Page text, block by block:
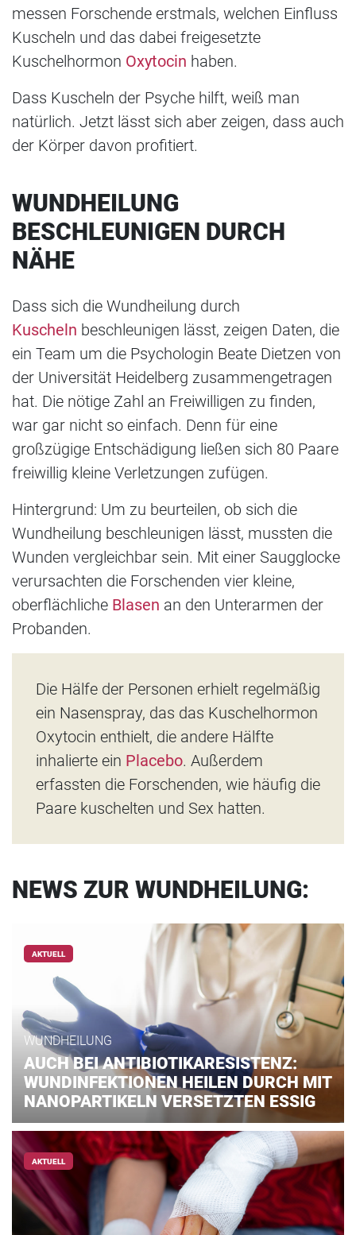
messen Forschende erstmals, welchen Einfluss
Kuscheln und das dabei freigesetzte
Kuschelhormon Oxytocin haben.
Dass Kuscheln der Psyche hilft, weiß man
natürlich. Jetzt lässt sich aber zeigen, dass auch
der Körper davon profitiert.
WUNDHEILUNG
BESCHLEUNIGEN DURCH
NÄHE
Dass sich die Wundheilung durch
Kuscheln beschleunigen lässt, zeigen Daten, die
ein Team um die Psychologin Beate Dietzen von
der Universität Heidelberg zusammengetragen
hat. Die nötige Zahl an Freiwilligen zu finden,
war gar nicht so einfach. Denn für eine
großzügige Entschädigung ließen sich 80 Paare
freiwillig kleine Verletzungen zufügen.
Hintergrund: Um zu beurteilen, ob sich die
Wundheilung beschleunigen lässt, mussten die
Wunden vergleichbar sein. Mit einer Saugglocke
verursachten die Forschenden vier kleine,
oberflächliche Blasen an den Unterarmen der
Probanden.
Die Hälfe der Personen erhielt regelmäßig
ein Nasenspray, das das Kuschelhormon
Oxytocin enthielt, die andere Hälfte
inhalierte ein Placebo. Außerdem
erfassten die Forschenden, wie häufig die
Paare kuschelten und Sex hatten.
NEWS ZUR WUNDHEILUNG:
AKTUELL
WUNDHEILUNG
AUCH BEI ANTIBIOTIKARESISTENZ:
WUNDINFEKTIONEN HEILEN DURCH MIT
NANOPARTIKELN VERSETZTEN ESSIG
AKTUELL